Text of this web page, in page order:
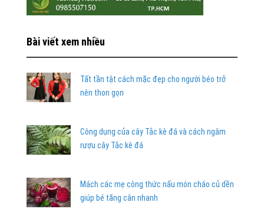
Bài viết xem nhiều
Tất tần tật cách mặc đẹp cho người béo trở
nên thon gọn
Công dụng của cây Tắc kè đá và cách ngâm
rượu cây Tắc kè đá
Mách các mẹ công thức nấu món cháo củ dền
giúp bé tăng cân nhanh